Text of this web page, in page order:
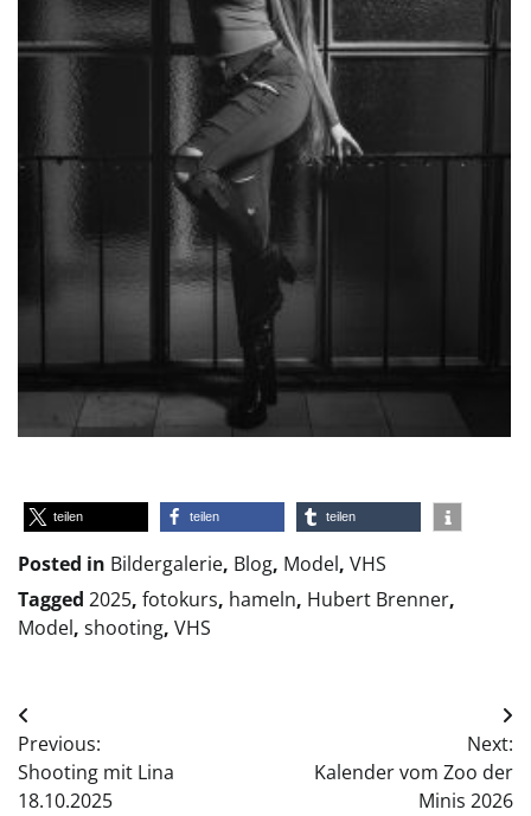
teilen teilen teilen
Posted in Bildergalerie, Blog, Model, VHS
Tagged 2025, fotokurs, hameln, Hubert Brenner,
Model, shooting, VHS
Beitragsnavigation
Previous:
Shooting mit Lina
18.10.2025
Next:
Kalender vom Zoo der
Minis 2026